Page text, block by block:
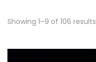
Showing 1–9 of 106 results